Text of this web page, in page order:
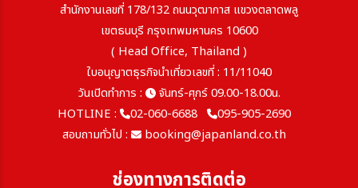
สำนักงานเลขที่ 178/132 ถนนวุฒากาส แขวงตลาดพลู
เขตธนบุรี กรุงเทพมหานคร 10600
( Head Office, Thailand )
ใบอนุญาตธุรกิจนำเที่ยวเลขที่ : 11/11040
วันเปิดทำการ :
จันทร์-ศุกร์ 09.00-18.00น.
HOTLINE :
02-060-6688
095-905-2690
สอบถามทั่วไป :
booking@japanland.co.th
ช่องทางการติดต่อ